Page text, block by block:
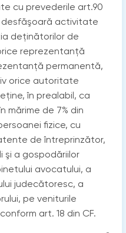
cu prevederile art.90
desfăşoară activitate
deținătorilor de
reprezentanță
permanentă,
orice autoritate
în prealabil, ca
mărime de 7% din
fizice, cu
de întreprinzător,
şi a gospodăriilor
avocatului, a
judecătoresc, a
pe veniturile
art. 18 din CF.